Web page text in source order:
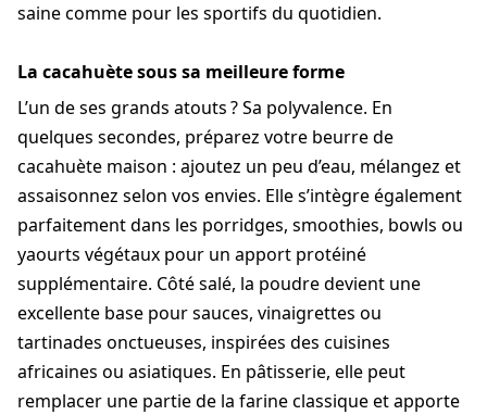
saine comme pour les sportifs du quotidien.
La cacahuète sous sa meilleure forme
L’un de ses grands atouts ? Sa polyvalence. En
quelques secondes, préparez votre beurre de
cacahuète maison : ajoutez un peu d’eau, mélangez et
assaisonnez selon vos envies. Elle s’intègre également
parfaitement dans les porridges, smoothies, bowls ou
yaourts végétaux pour un apport protéiné
supplémentaire. Côté salé, la poudre devient une
excellente base pour sauces, vinaigrettes ou
tartinades onctueuses, inspirées des cuisines
africaines ou asiatiques. En pâtisserie, elle peut
remplacer une partie de la farine classique et apporte